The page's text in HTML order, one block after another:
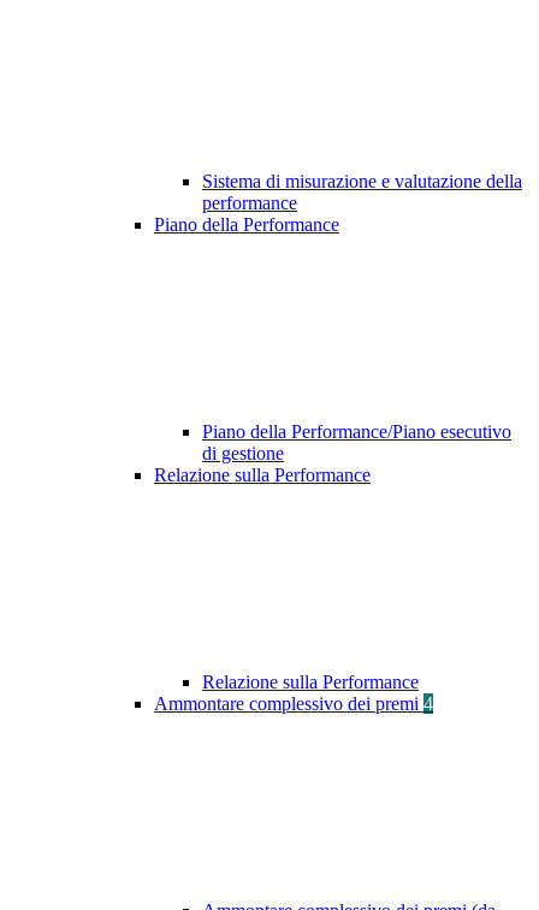
Sistema di misurazione e valutazione della
performance
Piano della Performance
Piano della Performance/Piano esecutivo
di gestione
Relazione sulla Performance
Relazione sulla Performance
Ammontare complessivo dei premi 4